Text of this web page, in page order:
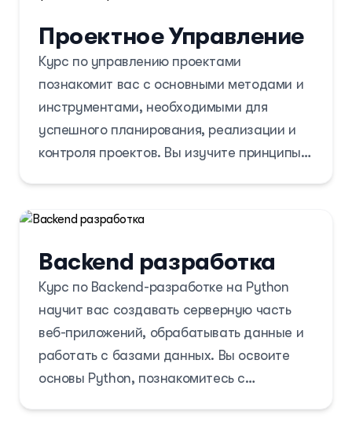
Проектное Управление
Курс по управлению проектами
познакомит вас с основными методами и
инструментами, необходимыми для
успешного планирования, реализации и
контроля проектов. Вы изучите принципы
эффективные методы командной работы.
Backend разработка
Курс по Backend-разработке на Python
научит вас создавать серверную часть
веб-приложений, обрабатывать данные и
работать с базами данных. Вы освоите
основы Python, познакомитесь с